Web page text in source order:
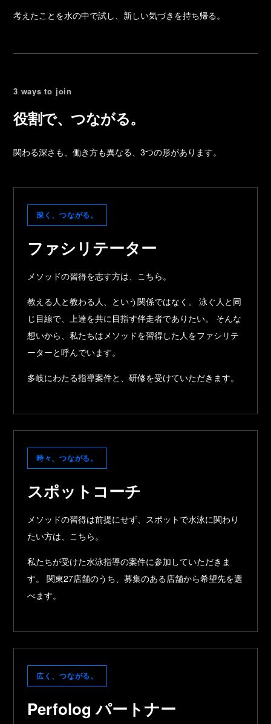
考えたことを水の中で試し、新しい気づきを持ち帰る。
3 ways to join
役割で、つながる。
関わる深さも、働き方も異なる、3つの形があります。
深く、つながる。
ファシリテーター
メソッドの習得を志す方は、こちら。
教える人と教わる人、という関係ではなく。 泳ぐ人と同
じ目線で、上達を共に目指す伴走者でありたい。 そんな
想いから、私たちはメソッドを習得した人をファシリテ
ーターと呼んでいます。
多岐にわたる指導案件と、研修を受けていただきます。
時々、つながる。
スポットコーチ
メソッドの習得は前提にせず、スポットで水泳に関わり
たい方は、こちら。
私たちが受けた水泳指導の案件に参加していただきま
す。 関東27店舗のうち、募集のある店舗から希望先を選
べます。
広く、つながる。
Perfolog パートナー